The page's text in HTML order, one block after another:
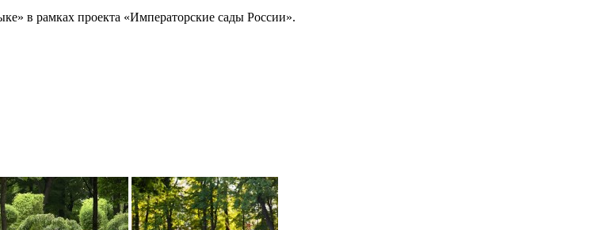
в рамках проекта «Императорские сады России».